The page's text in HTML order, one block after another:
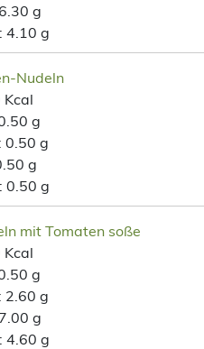
g
4.10 g
Nudeln
Kcal
g
0.50 g
g
0.50 g
mit Tomaten soße
Kcal
g
2.60 g
g
4.60 g